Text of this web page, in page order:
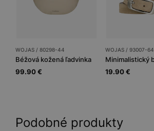
WOJAS / 80298-44
Béžová kožená ľadvinka
99.90 €
WOJAS / 93007-64
19.90 €
Podobné produkty